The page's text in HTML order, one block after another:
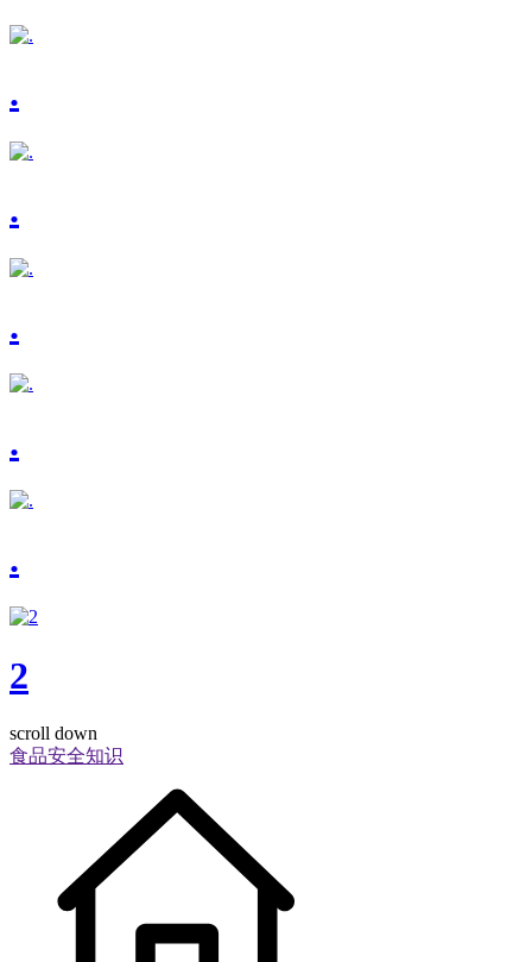
.
.
.
.
.
2
scroll down
食品安全知识